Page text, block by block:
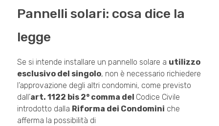
Pannelli solari: cosa dice la
legge
Se si intende installare un pannello solare a utilizzo
esclusivo del singolo, non è necessario richiedere
l’approvazione degli altri condomini, come previsto
dall’art. 1122 bis 2° comma del Codice Civile
introdotto dalla Riforma dei Condomini che
afferma la possibilità di